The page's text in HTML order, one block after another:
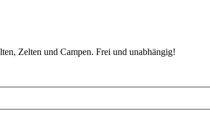
Zelten und Campen. Frei und unabhängig!